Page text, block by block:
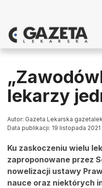
lekarzy
Autor: Gazeta Lekarska
Data publikacji: 19 listopada 2021
Ku zaskoczeniu wielu
zaproponowane przez
nowelizacji ustawy
nauce oraz niektórych